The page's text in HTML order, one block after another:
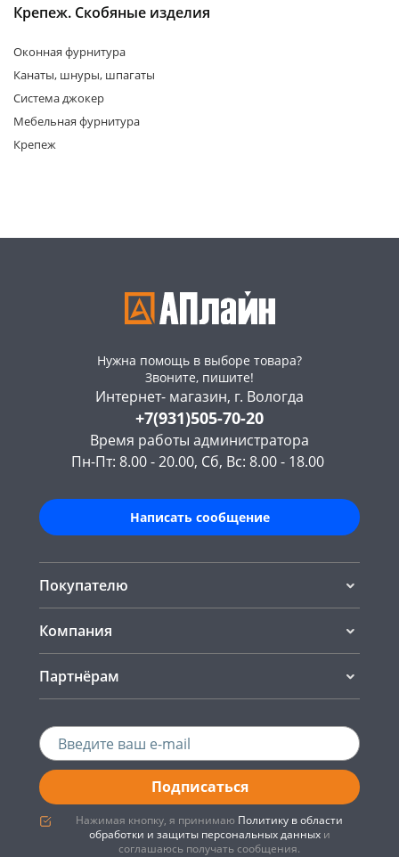
Крепеж. Скобяные изделия
Оконная фурнитура
Канаты, шнуры, шпагаты
Система джокер
Мебельная фурнитура
Крепеж
Нужна помощь в выборе товара?
Звоните, пишите!
Интернет- магазин, г. Вологда
+7(931)505-70-20
Время работы администратора
Пн-Пт: 8.00 - 20.00, Сб, Вс: 8.00 - 18.00
Написать сообщение
Покупателю
Компания
Партнёрам
Подписаться
Нажимая кнопку, я принимаю Политику в области
обработки и защиты персональных данныхи
соглашаюсь получать сообщения.